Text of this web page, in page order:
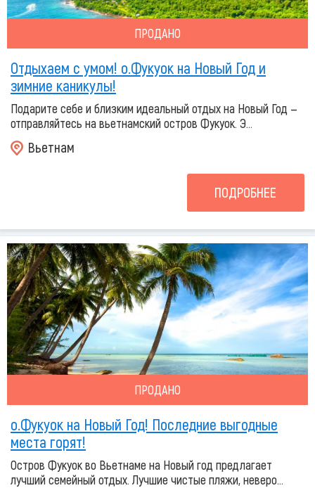
ПРОДАНО
Отдыхаем с умом! о.Фукуок на Новый Год и
зимние каникулы!
Подарите себе и близким идеальный отдых на Новый Год —
отправляйтесь на вьетнамский остров Фукуок. Э...
Вьетнам
ПОДРОБНЕЕ
ПРОДАНО
о.Фукуок на Новый Год! Последние выгодные
места горят!
Остров Фукуок во Вьетнаме на Новый год предлагает
лучший семейный отдых. Лучшие чистые пляжи, неверо...